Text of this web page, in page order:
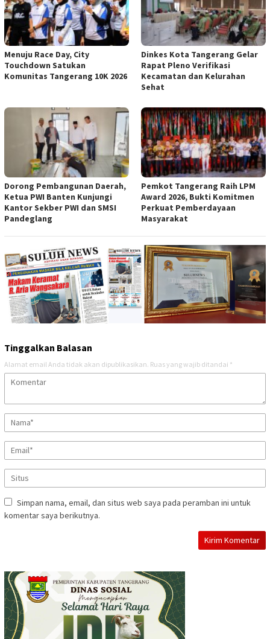
Menuju Race Day, City
Touchdown Satukan
Komunitas Tangerang 10K 2026
Dinkes Kota Tangerang Gelar
Rapat Pleno Verifikasi
Kecamatan dan Kelurahan
Sehat
Dorong Pembangunan Daerah,
Ketua PWI Banten Kunjungi
Kantor Sekber PWI dan SMSI
Pandeglang
Pemkot Tangerang Raih LPM
Award 2026, Bukti Komitmen
Perkuat Pemberdayaan
Masyarakat
Tinggalkan Balasan
Alamat email Anda tidak akan dipublikasikan. Ruas yang wajib ditandai *
Simpan nama, email, dan situs web saya pada peramban ini untuk
komentar saya berikutnya.